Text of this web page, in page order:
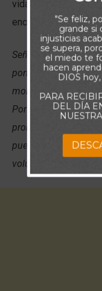
vidas. Vivir en la
encontrar su paz y
Señor, quiero
poniéndola en
moldear mi espíritu
Por ello, continúa
promesas mientras
pueda continuar
voluntad.
"Se feliz,
grande si
injusticias
se supera,
el miedo te
hacen
DIOS
PARA
DEL DÍA